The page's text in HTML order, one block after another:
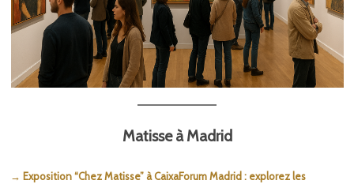
Matisse à Madrid
→ Exposition “Chez Matisse” à CaixaForum Madrid : explorez les